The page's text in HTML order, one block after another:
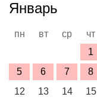
Январь
пн вт ср чт
1
5
6 7 8
12
13 14 15